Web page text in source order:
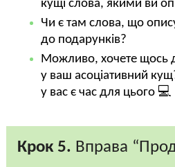
кущі слова, якими ви
Чи є там слова, що
до подарунків?
Можливо, хочете щось
у ваш асоціативний
у вас є час для цього 💻
Крок 5. Вправа